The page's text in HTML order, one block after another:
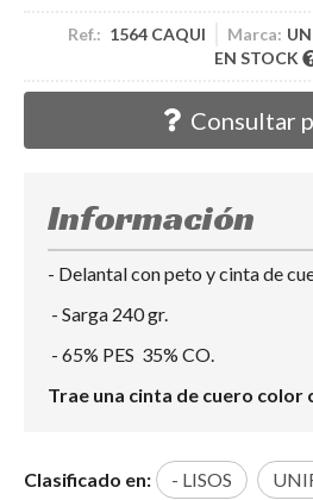
Ref.: 1564 CAQUI Marca:
EN STOCK
Consultar
Información
- Delantal con peto y cinta de
- Sarga 240 gr.
- 65% PES 35% CO.
Trae una cinta de cuero color
Clasificado en: - LISOS